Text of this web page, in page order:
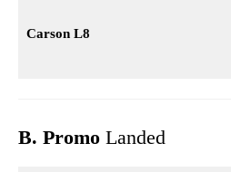
Carson L8
B. Promo Landed